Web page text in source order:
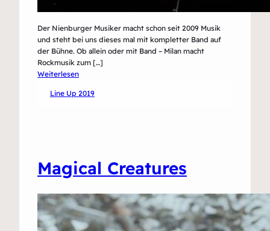
Der Nienburger Musiker macht schon seit 2009 Musik
und steht bei uns dieses mal mit kompletter Band auf
der Bühne. Ob allein oder mit Band – Milan macht
Rockmusik zum […]
Weiterlesen:
Line Up 2019
Magical Creatures